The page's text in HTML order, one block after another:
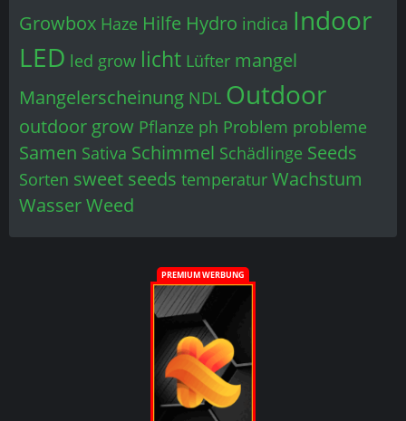
Growbox Haze Hilfe Hydro indica Indoor
LED led grow licht Lüfter mangel
Mangelerscheinung NDL Outdoor
outdoor grow Pflanze ph Problem probleme
Samen Sativa Schimmel Schädlinge Seeds
Sorten sweet seeds temperatur Wachstum
WasserWeed
PREMIUM WERBUNG